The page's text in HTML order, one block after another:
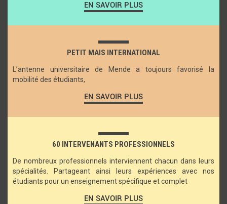
EN SAVOIR PLUS
PETIT MAIS INTERNATIONAL
L’antenne universitaire de Mende a toujours favorisé la
mobilité des étudiants,
EN SAVOIR PLUS
60 INTERVENANTS PROFESSIONNELS
De nombreux professionnels interviennent chacun dans leurs
spécialités. Partageant ainsi leurs expériences avec nos
étudiants pour un enseignement spécifique et complet
EN SAVOIR PLUS